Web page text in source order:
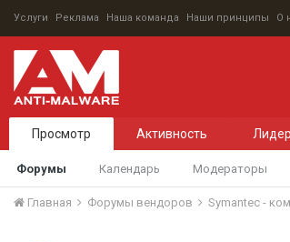
Услуги Реклама Наша команда Наши принципы О
Просмотр
Форумы Календарь Модераторы
Активность
Главная Форумы вендоров Symantec -